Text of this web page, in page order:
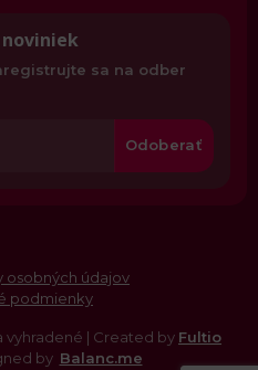
sa na odber
Odoberať
vyhradené | Created by Fultio
by Balanc.me
osobných údajov
podmienky